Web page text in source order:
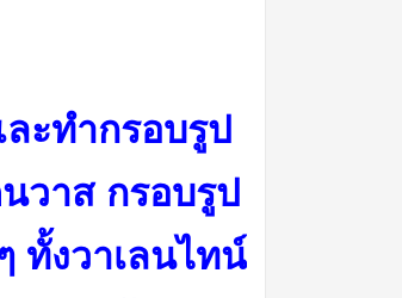
ะทำกรอบรูป
วาส กรอบรูป
ทั้งวาเลนไทน์